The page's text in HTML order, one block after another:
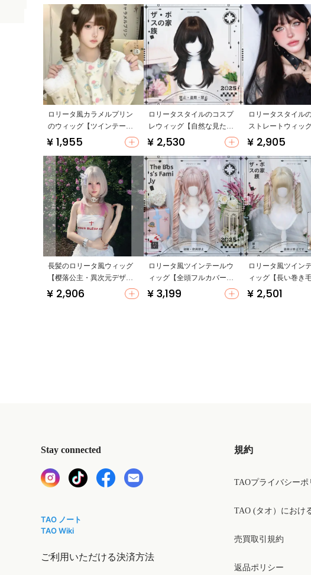
ロリータ風カラメルプリン
のウィッグ【ツインテー
ル・ロングカール・ドール
¥ 1,955
ロリータスタイルのコスプ
レウィッグ【自然な見た
目・中長髪・フルヘッドタ
¥ 2,530
ロリータスタイル
ストレートウィッ
あり・黒色・日常
¥ 2,905
長髪のロリータ風ウィッグ
【樱落公主・異次元デザイ
ン・高級感】
¥ 2,906
ロリータ風ツインテールウ
ィッグ【全頭フルカバー・
コスプレ用・ショートヘ
¥ 3,199
ロリータ風ツイン
ィッグ【長い巻き
タイプ・コスプレ
ットアップ対応）
¥ 2,501
Stay connected
TAO ノート
TAO Wiki
ご利用いただける決済方法
規約
TAOプライバシーポ
TAO (タオ）におけ
売買取引規約
返品ポリシー